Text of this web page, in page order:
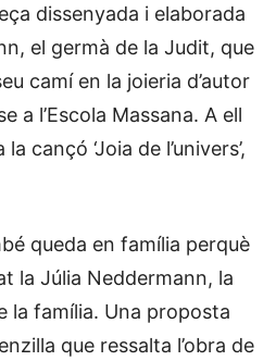
dissenyada i elaborada
el germà de la Judit, que
camí en la joieria d’autor
a l’Escola Massana. A ell
cançó ‘Joia de l’univers’,
queda en família perquè
la Júlia Neddermann, la
la família. Una proposta
que ressalta l’obra de